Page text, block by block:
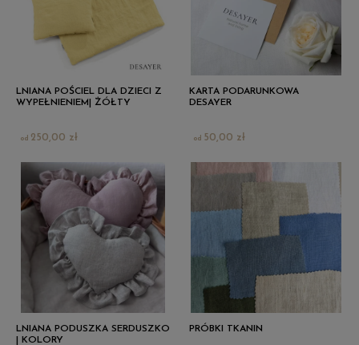
LNIANA POŚCIEL DLA DZIECI Z
WYPEŁNIENIEM| ŻÓŁTY
250,00 zł
KARTA PODARUNKOWA
DESAYER
50,00 zł
LNIANA PODUSZKA SERDUSZKO
| KOLORY
PRÓBKI TKANIN